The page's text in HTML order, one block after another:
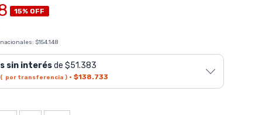
15% OFF
$154.148
sin interésde $51.383
( por transferencia )· $138.733